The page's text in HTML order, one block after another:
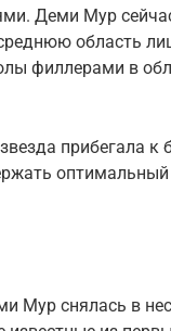
Деми Мур
область
филлерами в
прибегала к
Мур снялась в